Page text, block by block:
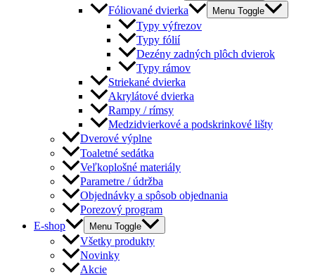
Fóliované dvierka Menu Toggle
Typy výfrezov
Typy fólií
Dezény zadných plôch dvierok
Typy rámov
Striekané dvierka
Akrylátové dvierka
Rampy / rímsy
Medzidvierkové a podskrinkové lišty
Dverové výplne
Toaletné sedátka
Veľkoplošné materiály
Parametre / údržba
Objednávky a spôsob objednania
Porezový program
E-shop
Menu Toggle
Všetky produkty
Novinky
Akcie